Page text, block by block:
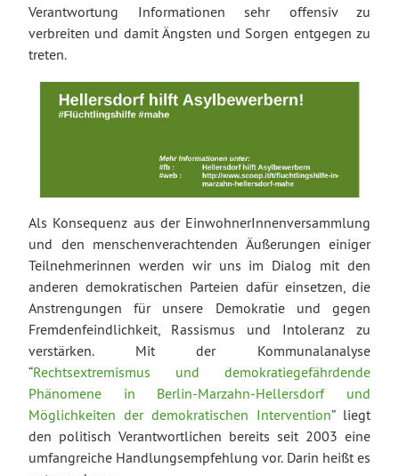
Verantwortung Informationen sehr offensiv zu
verbreiten und damit Ängsten und Sorgen entgegen zu
treten.
Als Konsequenz aus der EinwohnerInnenversammlung
und den menschenverachtenden Äußerungen einiger
Teilnehmerinnen werden wir uns im Dialog mit den
anderen demokratischen Parteien dafür einsetzen, die
Anstrengungen für unsere Demokratie und gegen
Fremdenfeindlichkeit, Rassismus und Intoleranz zu
verstärken. Mit der Kommunalanalyse
“Rechtsextremismus und demokratiegefährdende
Phänomene in Berlin-Marzahn-Hellersdorf und
Möglichkeiten der demokratischen Intervention” liegt
den politisch Verantwortlichen bereits seit 2003 eine
umfangreiche Handlungsempfehlung vor. Darin heißt es